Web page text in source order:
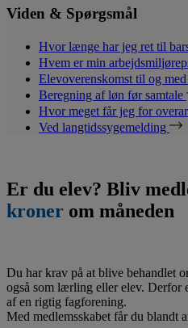
Viden & Spørgsmål
Hvor længe har jeg ret til
Hvem er min
Elevoverenskomst til og
Beregning af løn før samtale
Hvor meget får jeg for
Ved langtidssygemelding
Er du elev? Bliv
kroner om måneden
Du har krav på at blive behandlet
også som lærling eller elev. Derfor
af en rigtig fagforening.
Med medlemsskabet får du blandt